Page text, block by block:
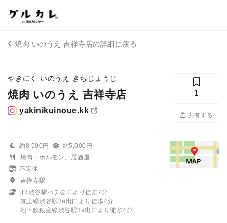
焼肉 いのうえ 吉祥寺店の詳細に戻る
やきにく いのうえ きちじょうじ
焼肉 いのうえ 吉祥寺店
yakinikuinoue.kk
1
共有する
約8,500円
約5,000円
焼肉・ホルモン、居酒屋
不定休
吉祥寺駅
JR渋谷駅ハチ公口より徒歩7分
京王線渋谷駅3a出口より徒歩4分
地下鉄銀座線渋谷駅3a出口より徒歩4分